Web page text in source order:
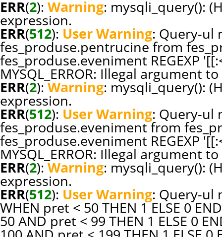
ERR(2): Warning: mysqli_query():
expression.
ERR(512): User Warning: Query-ul
fes_produse.pentrucine from
fes_produse.eveniment REGEXP
MYSQL_ERROR: Illegal argument
ERR(2):Warning: mysqli_query():
expression.
ERR(512): User Warning: Query-ul
fes_produse.eveniment from
fes_produse.eveniment REGEXP
MYSQL_ERROR: Illegal argument
ERR(2):Warning: mysqli_query():
expression.
ERR(512): User Warning: Query-ul
WHEN pret < 50 THEN 1 ELSE 0
50 AND pret < 99 THEN 1 ELSE 0